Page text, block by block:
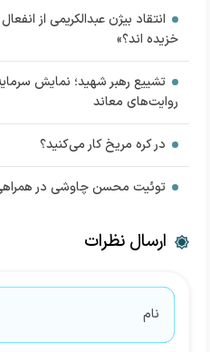
انتقاد بیژن عبدالکریمی از
خزیده اند؟»
تشییع رهبر شهید؛ نمایش
روایت‌های معاند
در کره مریخ کار می‌کنید؟
توئیت محسن چاوشی در
ارسال نظرات